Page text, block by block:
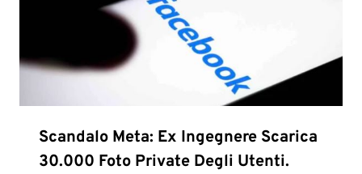
Scandalo Meta: Ex Ingegnere Scarica
30.000 Foto Private Degli Utenti.